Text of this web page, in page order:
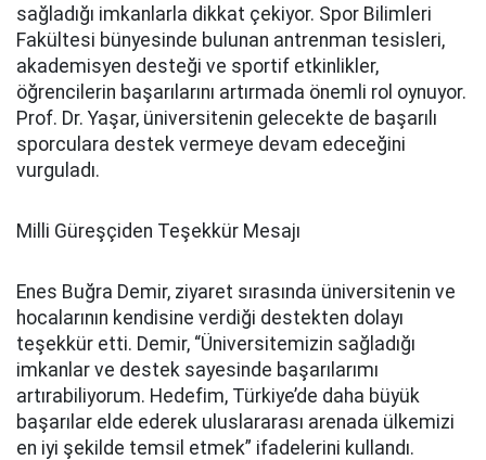
sağladığı imkanlarla dikkat çekiyor. Spor Bilimleri
Fakültesi bünyesinde bulunan antrenman tesisleri,
akademisyen desteği ve sportif etkinlikler,
öğrencilerin başarılarını artırmada önemli rol oynuyor.
Prof. Dr. Yaşar, üniversitenin gelecekte de başarılı
sporculara destek vermeye devam edeceğini
vurguladı.
Milli Güreşçiden Teşekkür Mesajı
Enes Buğra Demir, ziyaret sırasında üniversitenin ve
hocalarının kendisine verdiği destekten dolayı
teşekkür etti. Demir, “Üniversitemizin sağladığı
imkanlar ve destek sayesinde başarılarımı
artırabiliyorum. Hedefim, Türkiye’de daha büyük
başarılar elde ederek uluslararası arenada ülkemizi
en iyi şekilde temsil etmek” ifadelerini kullandı.